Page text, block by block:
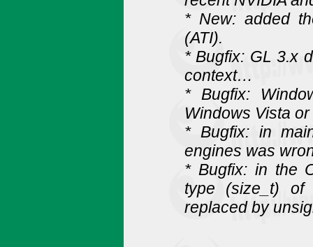
* New: added
(ATI).
* Bugfix: GL 3.x
context…
* Bugfix:
Windows Vista
* Bugfix: in
engines was
* Bugfix: in the
type (size_t) of
replaced by